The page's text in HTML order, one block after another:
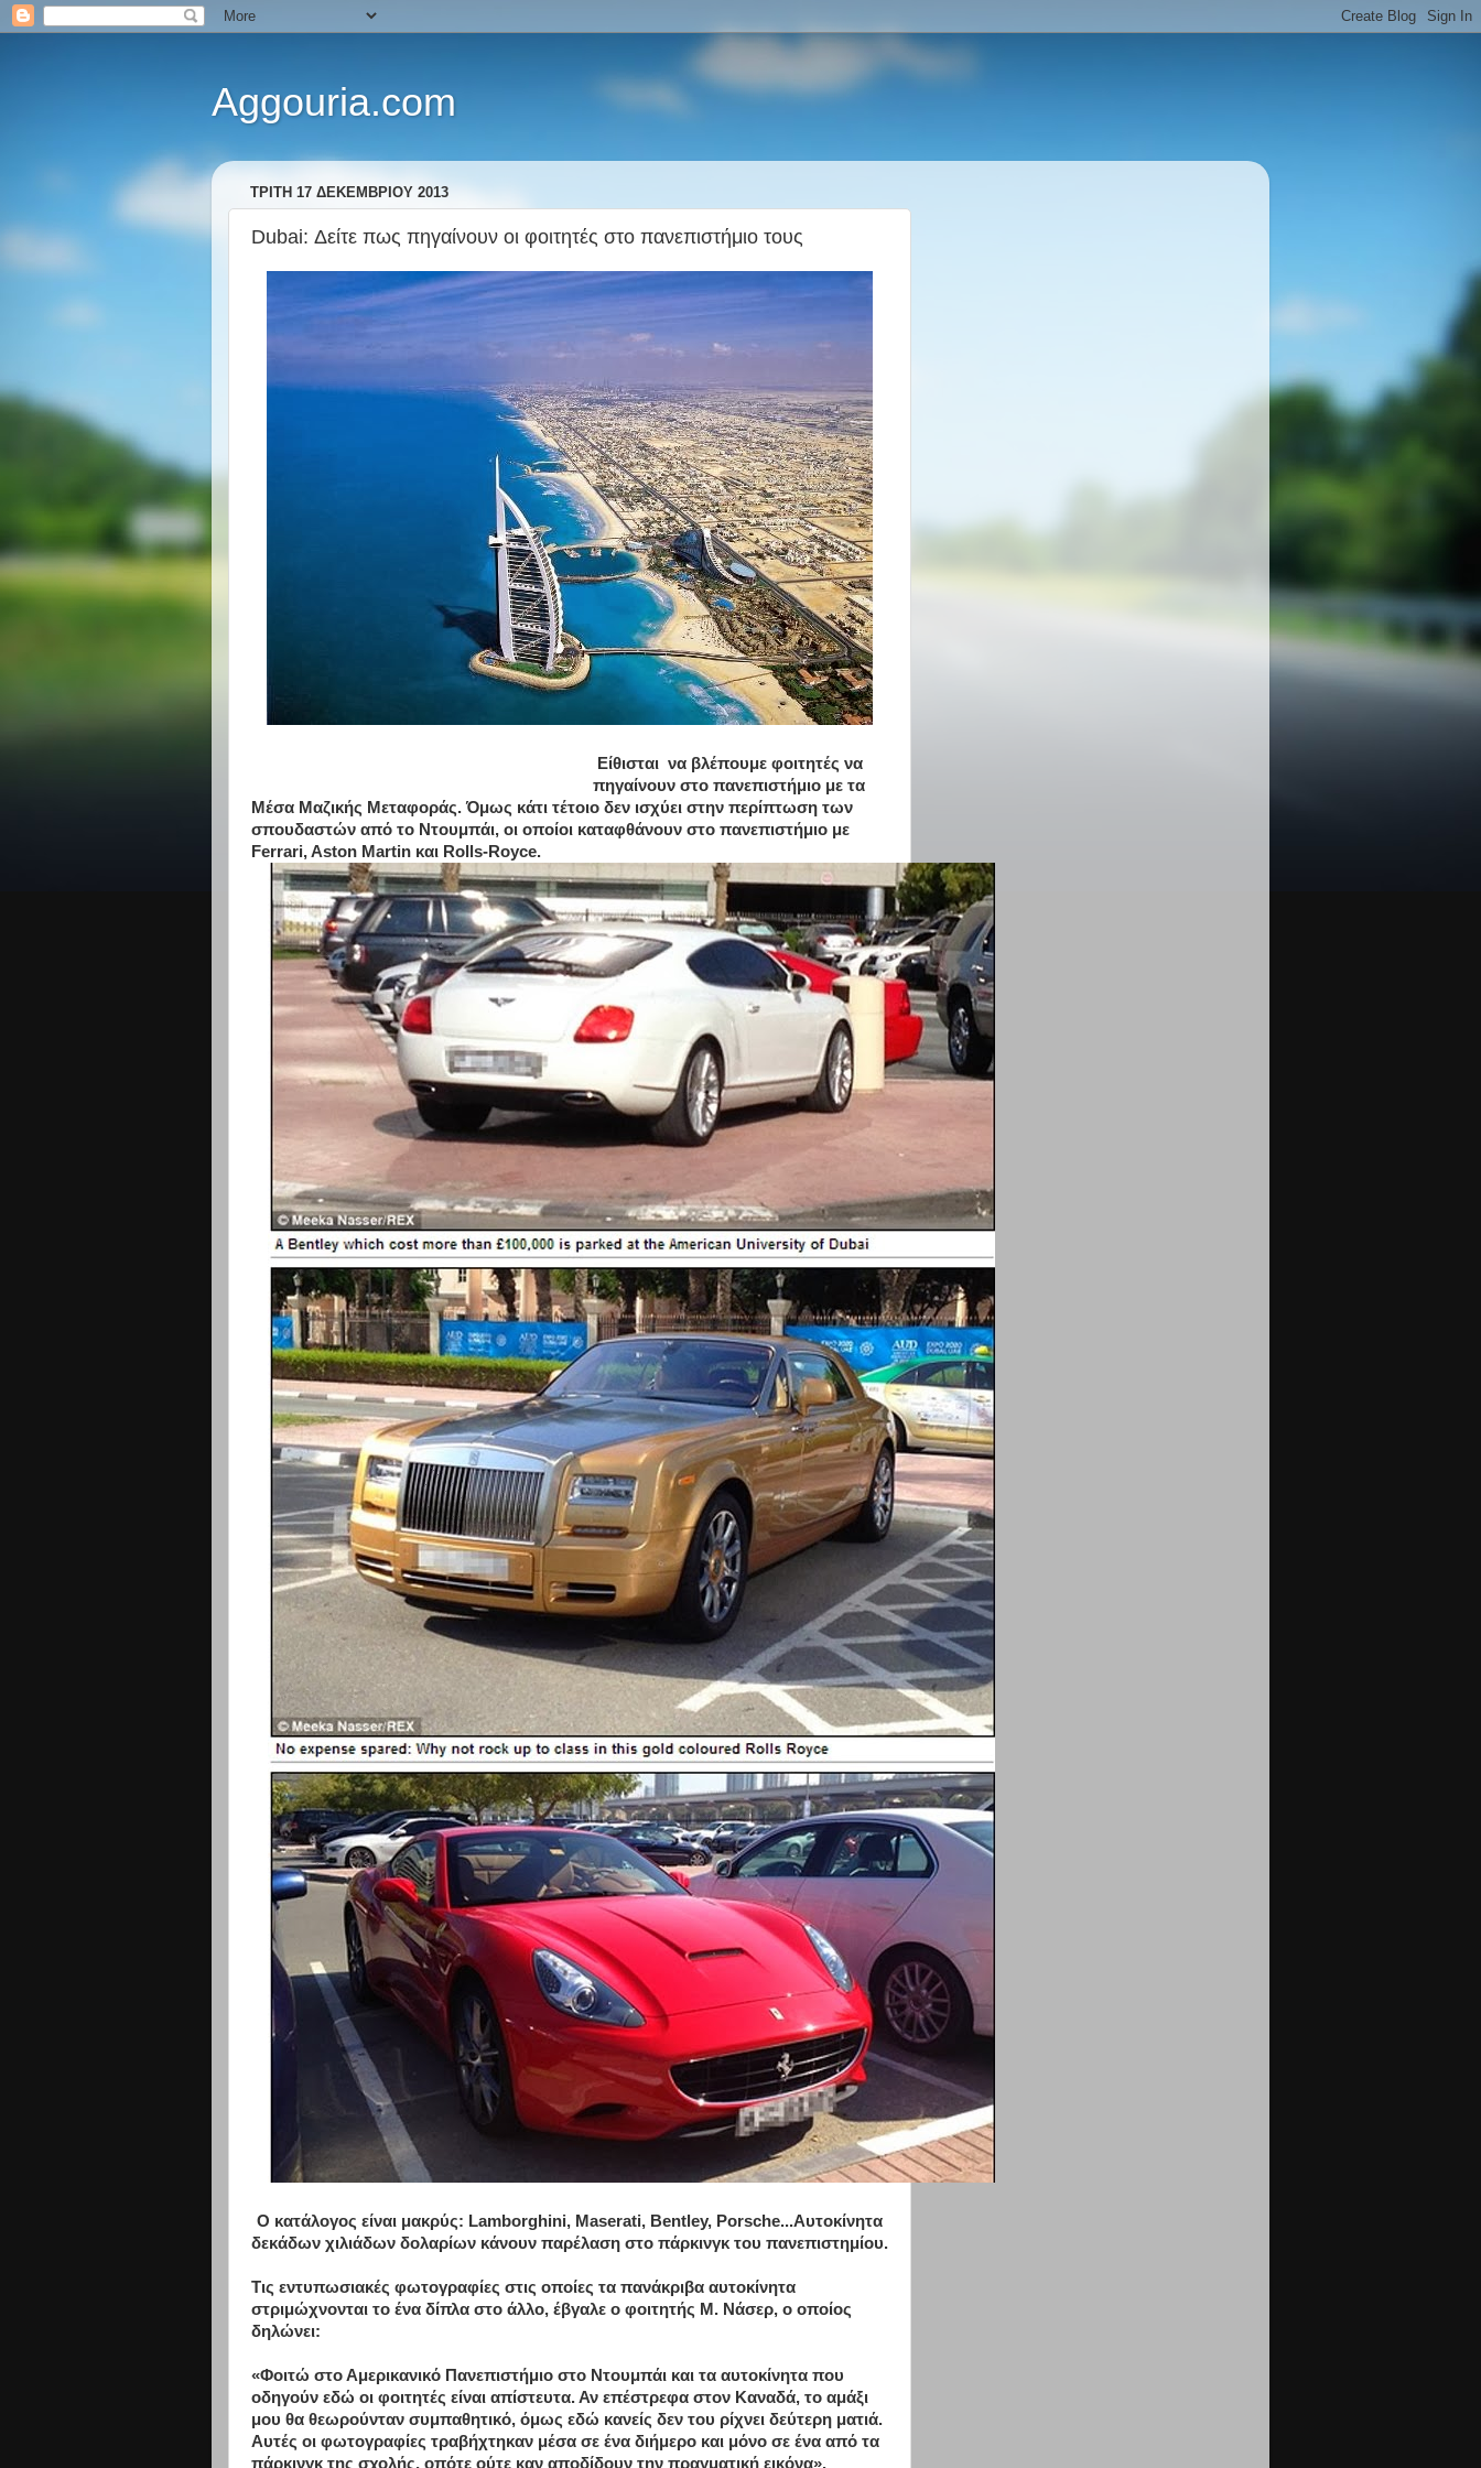
Aggouria.com
ΤΡΊΤΗ 17 ΔΕΚΕΜΒΡΊΟΥ 2013
Dubai: Δείτε πως πηγαίνουν οι φοιτητές στο πανεπιστήμιο τους
Είθισται να βλέπουμε φοιτητές να
πηγαίνουν στο πανεπιστήμιο με τα
Μέσα Μαζικής Μεταφοράς. Όμως κάτι τέτοιο δεν ισχύει στην περίπτωση των
σπουδαστών από το Ντουμπάι, οι οποίοι καταφθάνουν στο πανεπιστήμιο με
Ferrari, Aston Martin και Rolls-Royce.
Ο κατάλογος είναι μακρύς: Lamborghini, Maserati, Bentley, Porsche...Αυτοκίνητα
δεκάδων χιλιάδων δολαρίων κάνουν παρέλαση στο πάρκινγκ του πανεπιστημίου.
Τις εντυπωσιακές φωτογραφίες στις οποίες τα πανάκριβα αυτοκίνητα
στριμώχνονται το ένα δίπλα στο άλλο, έβγαλε ο φοιτητής Μ. Νάσερ, ο οποίος
δηλώνει:
«Φοιτώ στο Αμερικανικό Πανεπιστήμιο στο Ντουμπάι και τα αυτοκίνητα που
οδηγούν εδώ οι φοιτητές είναι απίστευτα. Αν επέστρεφα στον Καναδά, το αμάξι
μου θα θεωρούνταν συμπαθητικό, όμως εδώ κανείς δεν του ρίχνει δεύτερη ματιά.
Αυτές οι φωτογραφίες τραβήχτηκαν μέσα σε ένα διήμερο και μόνο σε ένα από τα
πάρκινγκ της σχολής, οπότε ούτε καν αποδίδουν την πραγματική εικόνα».